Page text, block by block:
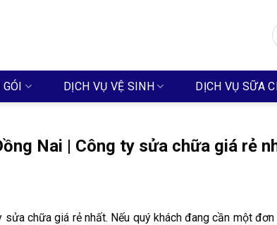
DỊCH VỤ VỆ SINH DỊCH VỤ SỮA
Nai | Công ty sửa chữa giá rẻ
chữa giá rẻ nhất. Nếu quý khách đang cần một